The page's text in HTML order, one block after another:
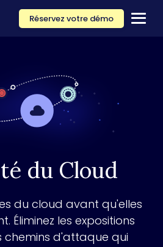
Réservez votre démo
du Cloud
du cloud avant qu'elles
Éliminez les expositions
chemins d'attaque qui